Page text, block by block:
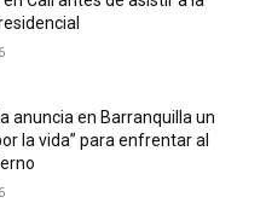
anuncia en Barranquilla un
la vida” para enfrentar al